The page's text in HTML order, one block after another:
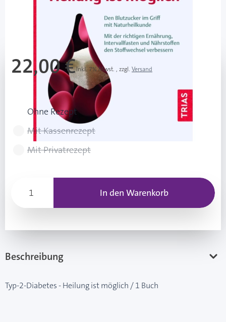
Lieferzeit 3-7 Werktage
Mehr über das Produkt
22,00 €Inkl. 7% Mwst. , zzgl. Versand
Rezeptart wählen
Ohne Rezept
Mit Kassenrezept
Mit Privatrezept
In den Warenkorb
Beschreibung
Typ-2-Diabetes - Heilung ist möglich / 1 Buch